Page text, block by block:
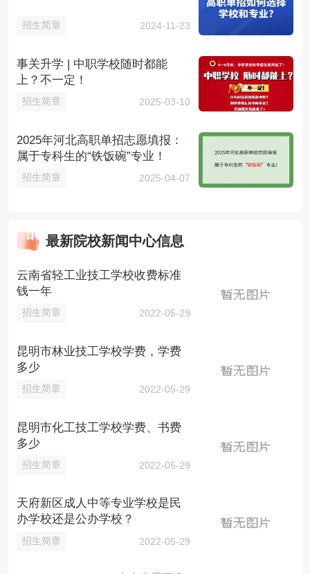
招生简章 2024-11-23
事关升学 | 中职学校随时都能
上？不一定！
招生简章 2025-03-10
2025年河北高职单招志愿填报：
属于专科生的“铁饭碗”专业！
招生简章 2025-04-07
最新院校新闻中心信息
云南省轻工业技工学校收费标准
钱一年
招生简章 2022-05-29
昆明市林业技工学校学费，学费
多少
招生简章 2022-05-29
昆明市化工技工学校学费、书费
多少
招生简章 2022-05-29
天府新区成人中等专业学校是民
办学校还是公办学校？
招生简章 2022-05-29